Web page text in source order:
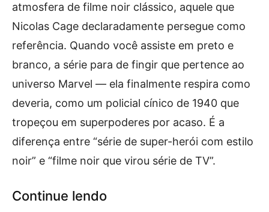
atmosfera de filme noir clássico, aquele que
Nicolas Cage declaradamente persegue como
referência. Quando você assiste em preto e
branco, a série para de fingir que pertence ao
universo Marvel — ela finalmente respira como
deveria, como um policial cínico de 1940 que
tropeçou em superpoderes por acaso. É a
diferença entre “série de super-herói com estilo
noir” e “filme noir que virou série de TV”.
Continue lendo